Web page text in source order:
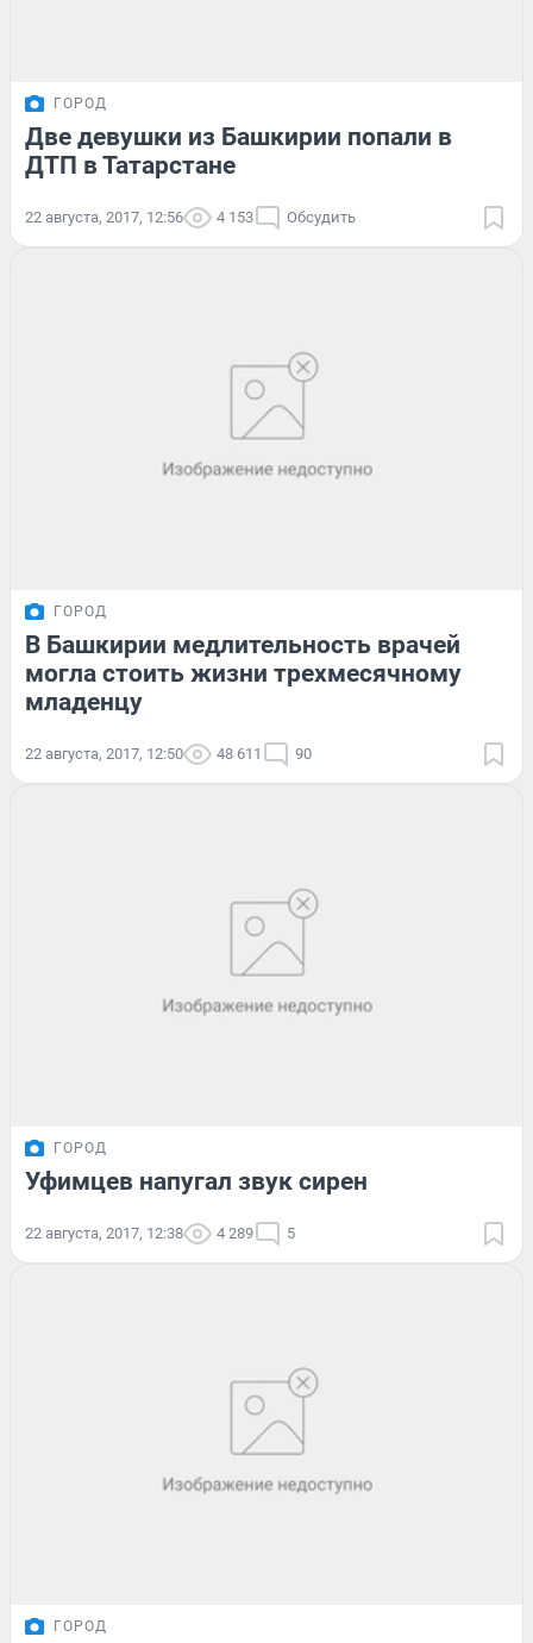
ГОРОД
Две девушки из Башкирии попали в
ДТП в Татарстане
22 августа, 2017, 12:56 4 153 Обсудить
ГОРОД
В Башкирии медлительность врачей
могла стоить жизни трехмесячному
младенцу
22 августа, 2017, 12:50 48 611 90
ГОРОД
Уфимцев напугал звук сирен
22 августа, 2017, 12:38 4 289 5
ГОРОД